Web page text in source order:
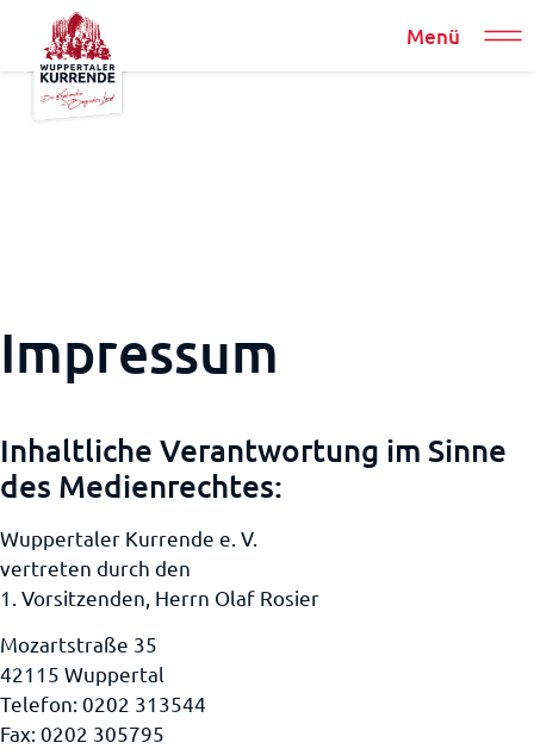
Menü
Impressum
Inhaltliche Verantwortung im Sinne
des Medienrechtes:
Wuppertaler Kurrende e. V.
vertreten durch den
1. Vorsitzenden, Herrn Olaf Rosier
Mozartstraße 35
42115 Wuppertal
Telefon: 0202 313544
Fax: 0202 305795